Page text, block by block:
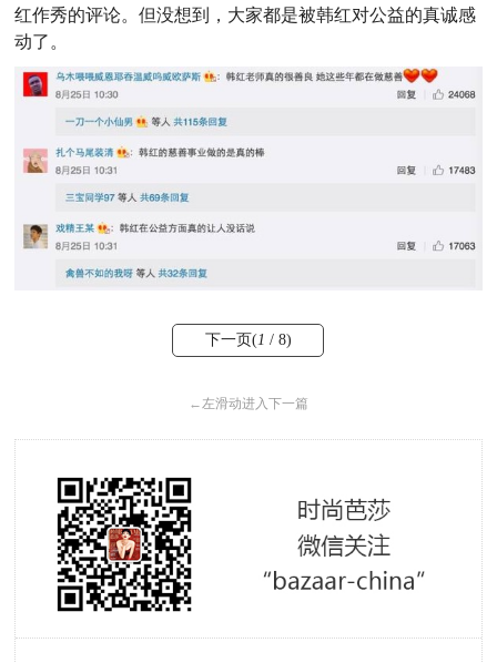
红作秀的评论。但没想到，大家都是被韩红对公益的真诚感
动了。
下一页(1 / 8)
←左滑动进入下一篇